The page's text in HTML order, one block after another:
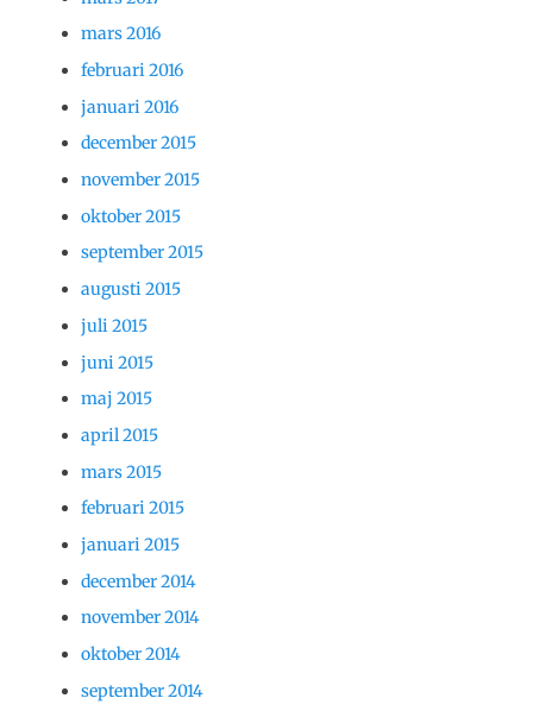
mars 2016
februari 2016
januari 2016
december 2015
november 2015
oktober 2015
september 2015
augusti 2015
juli 2015
juni 2015
maj 2015
april 2015
mars 2015
februari 2015
januari 2015
december 2014
november 2014
oktober 2014
september 2014